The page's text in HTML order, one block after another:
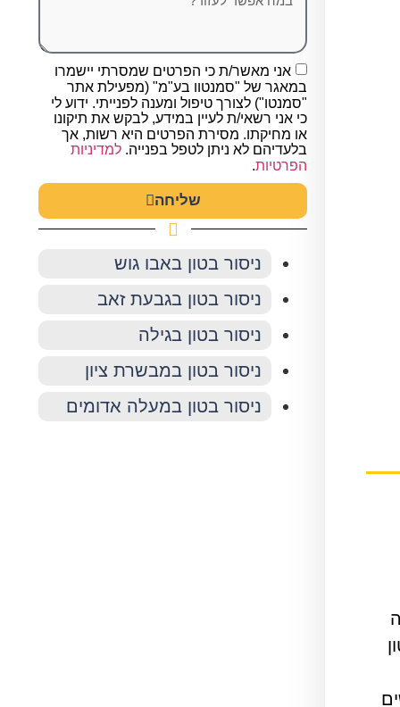
אני מאשר/ת כי הפרטים שמסרתי יישמרו
במאגר של "סמנטוו בע"מ" (מפעילת אתר
"סמנטו") לצורך טיפול ומענה לפנייתי. ידוע לי
כי אני רשאי/ת לעיין במידע, לבקש את תיקונו
או מחיקתו. מסירת הפרטים היא רשות, אך
בלעדיהם לא ניתן לטפל בפנייה. למדיניות
הפרטיות.
שליחה
ניסור בטון באבו גוש
ניסור בטון בגבעת זאב
ניסור בטון בגילה
ניסור בטון במבשרת ציון
ניסור בטון במעלה אדומים